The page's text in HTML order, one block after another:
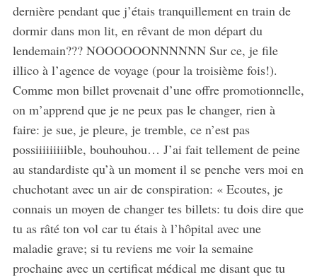
dernière pendant que j’étais tranquillement en train de
dormir dans mon lit, en rêvant de mon départ du
lendemain??? NOOOOOONNNNNN Sur ce, je file
illico à l’agence de voyage (pour la troisième fois!).
Comme mon billet provenait d’une offre promotionnelle,
on m’apprend que je ne peux pas le changer, rien à
faire: je sue, je pleure, je tremble, ce n’est pas
possiiiiiiiiible, bouhouhou… J’ai fait tellement de peine
au standardiste qu’à un moment il se penche vers moi en
chuchotant avec un air de conspiration: « Ecoutes, je
connais un moyen de changer tes billets: tu dois dire que
tu as râté ton vol car tu étais à l’hôpital avec une
maladie grave; si tu reviens me voir la semaine
prochaine avec un certificat médical me disant que tu